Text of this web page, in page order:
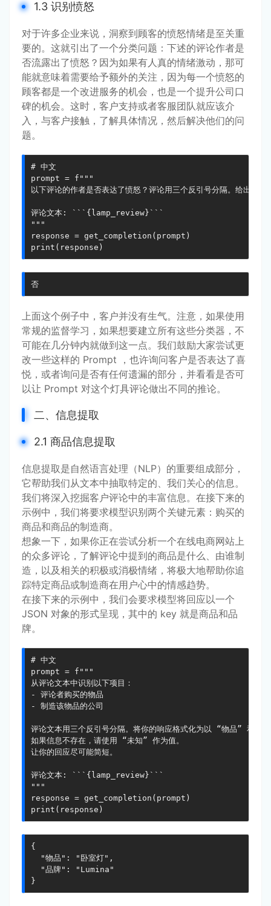
1.3 识别愤怒
对于许多企业来说，洞察到顾客的愤怒情绪是至关重
要的。这就引出了一个分类问题：下述的评论作者是
否流露出了愤怒？因为如果有人真的情绪激动，那可
能就意味着需要给予额外的关注，因为每一个愤怒的
顾客都是一个改进服务的机会，也是一个提升公司口
碑的机会。这时，客户支持或者客服团队就应该介
入，与客户接触，了解具体情况，然后解决他们的问
题。
# 中文
prompt = f"""
以下评论的作者是否表达了愤怒？评论用三个反引号分隔。给出是或
评论文本: ```{lamp_review}```
"""
response = get_completion(prompt)
print(response)
否
上面这个例子中，客户并没有生气。注意，如果使用
常规的监督学习，如果想要建立所有这些分类器，不
可能在几分钟内就做到这一点。我们鼓励大家尝试更
改一些这样的 Prompt ，也许询问客户是否表达了喜
悦，或者询问是否有任何遗漏的部分，并看看是否可
以让 Prompt 对这个灯具评论做出不同的推论。
二、信息提取
2.1 商品信息提取
信息提取是自然语言处理（NLP）的重要组成部分，
它帮助我们从文本中抽取特定的、我们关心的信息。
我们将深入挖掘客户评论中的丰富信息。在接下来的
示例中，我们将要求模型识别两个关键元素：购买的
商品和商品的制造商。
想象一下，如果你正在尝试分析一个在线电商网站上
的众多评论，了解评论中提到的商品是什么、由谁制
造，以及相关的积极或消极情绪，将极大地帮助你追
踪特定商品或制造商在用户心中的情感趋势。
在接下来的示例中，我们会要求模型将回应以一个
JSON 对象的形式呈现，其中的 key 就是商品和品
牌。
# 中文
prompt = f"""
从评论文本中识别以下项目：
- 评论者购买的物品
- 制造该物品的公司
评论文本用三个反引号分隔。将你的响应格式化为以 “物品” 和 “
如果信息不存在，请使用 “未知” 作为值。
让你的回应尽可能简短。
评论文本: ```{lamp_review}```
"""
response = get_completion(prompt)
print(response)
{
  "物品": "卧室灯",
  "品牌": "Lumina"
}